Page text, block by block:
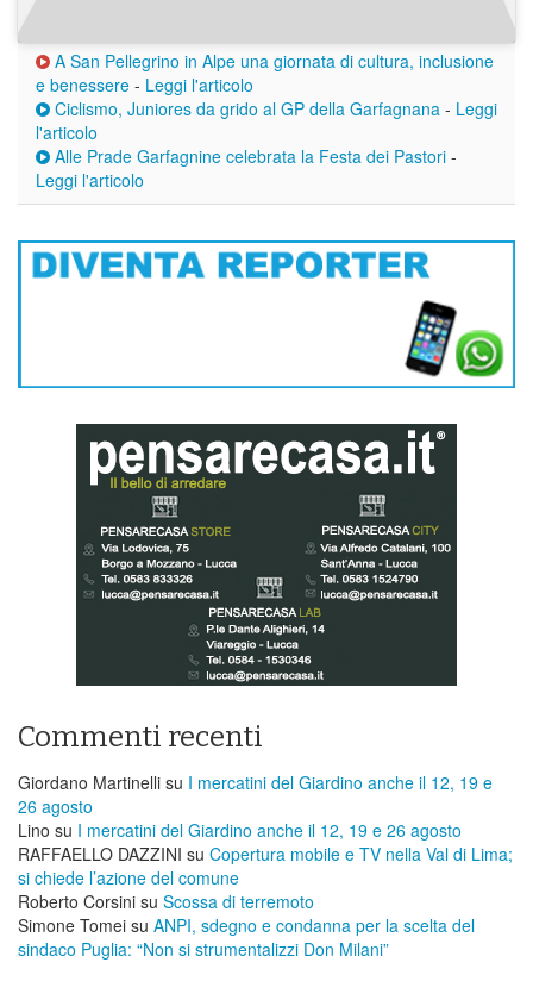
A San Pellegrino in Alpe una giornata di cultura, inclusione
e benessere - Leggi l'articolo
Ciclismo, Juniores da grido al GP della Garfagnana - Leggi
l'articolo
Alle Prade Garfagnine celebrata la Festa dei Pastori -
Leggi l'articolo
Commenti recenti
Giordano Martinelli su I mercatini del Giardino anche il 12, 19 e
26 agosto
Lino su I mercatini del Giardino anche il 12, 19 e 26 agosto
RAFFAELLO DAZZINI su ​Copertura mobile e TV nella Val di Lima;
si chiede l’azione del comune
Roberto Corsini su Scossa di terremoto
Simone Tomei su ANPI, sdegno e condanna per la scelta del
sindaco Puglia: “Non si strumentalizzi Don Milani”